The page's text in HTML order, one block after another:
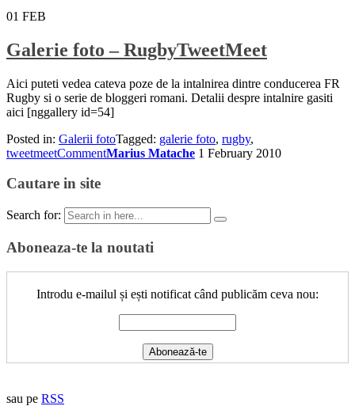
01 FEB
Galerie foto – RugbyTweetMeet
Aici puteti vedea cateva poze de la intalnirea dintre conducerea FR
Rugby si o serie de bloggeri romani. Detalii despre intalnire gasiti
aici [nggallery id=54]
Posted in: Galerii fotoTagged: galerie foto, rugby,
tweetmeetCommentMarius Matache 1 February 2010
Cautare in site
Search for:
Aboneaza-te la noutati
Introdu e-mailul și ești notificat când publicăm ceva nou:
sau pe RSS